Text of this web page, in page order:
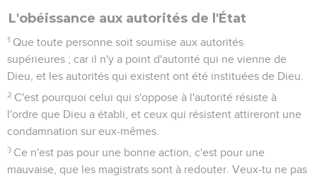
L'obéissance aux autorités de l'État
1 Que toute personne soit soumise aux autorités
supérieures ; car il n'y a point d'autorité qui ne vienne de
Dieu, et les autorités qui existent ont été instituées de Dieu.
2 C'est pourquoi celui qui s'oppose à l'autorité résiste à
l'ordre que Dieu a établi, et ceux qui résistent attireront une
condamnation sur eux-mêmes.
3 Ce n'est pas pour une bonne action, c'est pour une
mauvaise, que les magistrats sont à redouter. Veux-tu ne pas